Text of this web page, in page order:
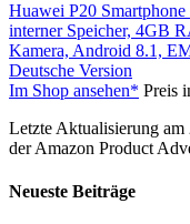
Huawei P20
interner Speicher, 4GB
Kamera, Android 8.1,
Deutsche Version
Im Shop ansehen* Preis
Letzte Aktualisierung
der Amazon Product
Neueste Beiträge